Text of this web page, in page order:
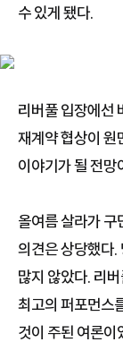
수 있게 됐다.
리버풀 입장에선
재계약 협상이 원
이야기가 될 전망
올여름 살라가 구
의견은 상당했다.
많지 않았다. 리
최고의 퍼포먼스
것이 주된 여론이